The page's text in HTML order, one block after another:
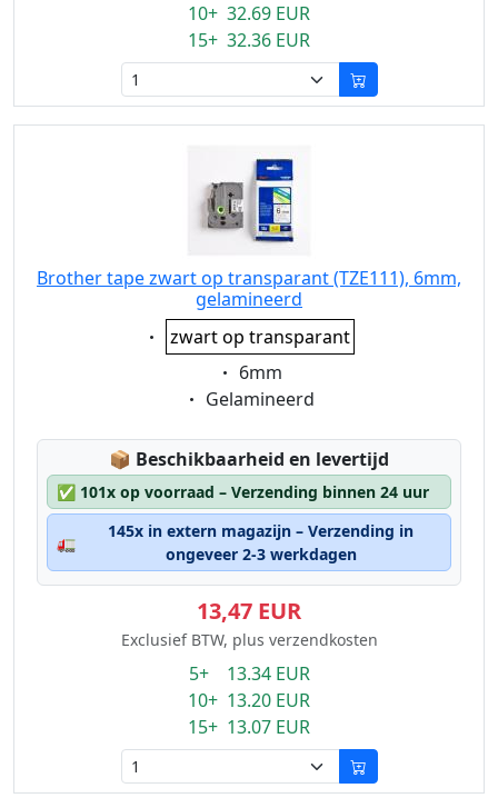
10+ 32.69 EUR
15+ 32.36 EUR
Brother tape zwart op transparant (TZE111), 6mm,
gelamineerd
Eigenschaft:
zwart op transparant
Eigenschaft:
6mm
Eigenschaft:
Gelamineerd
📦 Lagerstatus:
Beschikbaarheid en levertijd
✅ 101x op voorraad – Verzending binnen 24 uur
🚛
145x in extern magazijn – Verzending in
ongeveer 2-3 werkdagen
13,47 EUR
Exclusief BTW, plus verzendkosten
5+ 13.34 EUR
10+ 13.20 EUR
15+ 13.07 EUR